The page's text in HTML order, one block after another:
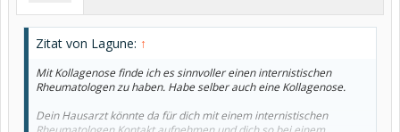
Zitat von Lagune: ↑
Mit Kollagenose finde ich es sinnvoller einen internistischen
Rheumatologen zu haben. Habe selber auch eine Kollagenose.
Dein Hausarzt könnte da für dich mit einem internistischen